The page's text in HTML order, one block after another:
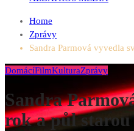
Home
Zprávy
Sandra Parmová vyvedla
DomácíFilmKulturaZprávy
Sandra
rok a půl